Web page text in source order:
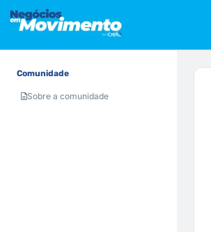
Comunidade
Sobre a comunidade